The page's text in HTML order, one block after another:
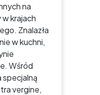
na
w krajach
Znalazła
w kuchni,
Wśród
specjalną
vergine,